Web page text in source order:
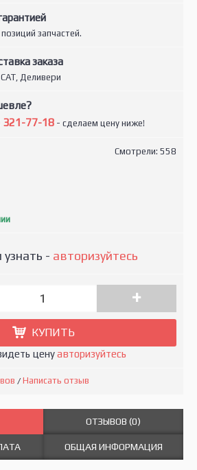
запчастей.
заказа
Деливери
321-77-18 - сделаем цену ниже!
Смотрели: 558
- авторизуйтесь
+
КУПИТЬ
ценуавторизуйтесь
/Написать отзыв
ОТЗЫВОВ (0)
ОБЩАЯ ИНФОРМАЦИЯ